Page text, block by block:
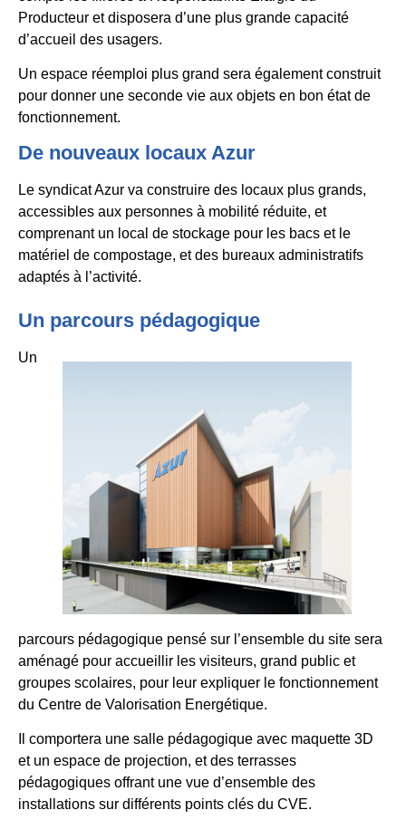
Producteur et disposera d’une plus grande capacité
d’accueil des usagers.
Un espace réemploi plus grand sera également construit
pour donner une seconde vie aux objets en bon état de
fonctionnement.
De nouveaux locaux Azur
Le syndicat Azur va construire des locaux plus grands,
accessibles aux personnes à mobilité réduite, et
comprenant un local de stockage pour les bacs et le
matériel de compostage, et des bureaux administratifs
adaptés à l’activité.
Un parcours pédagogique
Un
parcours pédagogique pensé sur l’ensemble du site sera
aménagé pour accueillir les visiteurs, grand public et
groupes scolaires, pour leur expliquer le fonctionnement
du Centre de Valorisation Energétique.
Il comportera une salle pédagogique avec maquette 3D
et un espace de projection, et des terrasses
pédagogiques offrant une vue d’ensemble des
installations sur différents points clés du CVE.